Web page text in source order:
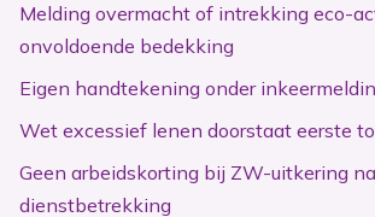
Melding overmacht of intrekking eco-
onvoldoende bedekking
Eigen handtekening onder
Wet excessief lenen doorstaat eerste
Geen arbeidskorting bij ZW-uitkering
dienstbetrekking